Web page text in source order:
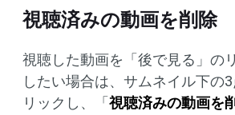
視聴済みの動画を削除
視聴した動画を「後で見る」の
したい場合は、サムネイル下の
リックし、「 視聴済みの動画を